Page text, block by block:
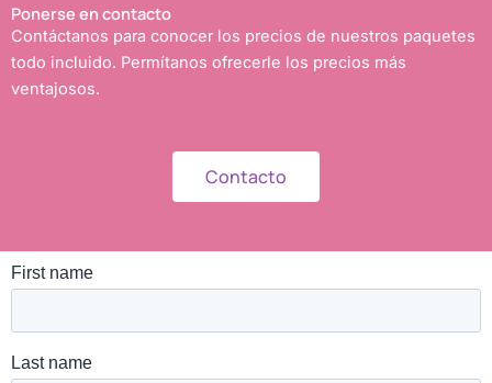
Ponerse en contacto
Contáctanos para conocer los precios de nuestros paquetes
todo incluido. Permítanos ofrecerle los precios más
ventajosos.
Contacto